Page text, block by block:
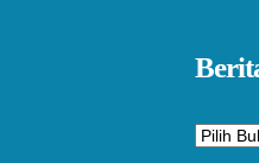
Arsip